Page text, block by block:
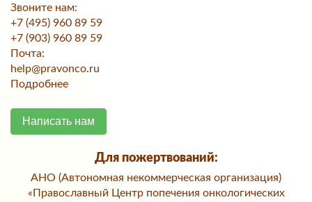
Звоните нам:
+7 (495) 960 89 59
+7 (903) 960 89 59
Почта:
help@pravonco.ru
Подробнее
Написать нам
Для пожертвований:
АНО (Автономная некоммерческая организация)
«Православный Центр попечения онкологических